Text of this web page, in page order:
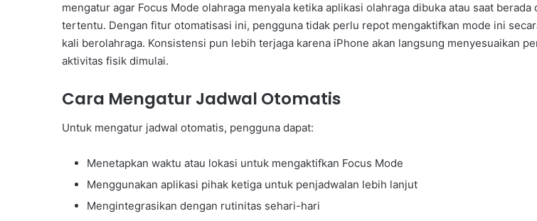
mengatur agar Focus Mode olahraga menyala ketika aplikasi olahraga dibuka atau saat berada
tertentu. Dengan fitur otomatisasi ini, pengguna tidak perlu repot mengaktifkan mode ini
kali berolahraga. Konsistensi pun lebih terjaga karena iPhone akan langsung menyesuaikan
aktivitas fisik dimulai.
Cara Mengatur Jadwal Otomatis
Untuk mengatur jadwal otomatis, pengguna dapat:
Menetapkan waktu atau lokasi untuk mengaktifkan Focus Mode
Menggunakan aplikasi pihak ketiga untuk penjadwalan lebih lanjut
Mengintegrasikan dengan rutinitas sehari-hari